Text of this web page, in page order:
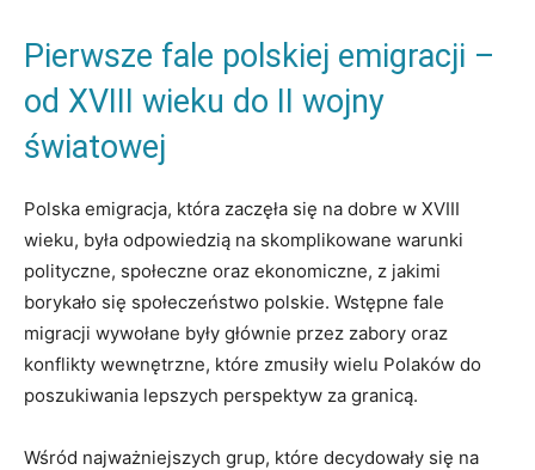
Pierwsze fale polskiej emigracji –
od XVIII wieku do II wojny
światowej
Polska emigracja, która zaczęła się na dobre w XVIII
wieku, była odpowiedzią na skomplikowane warunki
polityczne, społeczne oraz ekonomiczne, z jakimi
borykało się społeczeństwo polskie. Wstępne fale
migracji wywołane były głównie przez zabory oraz
konflikty wewnętrzne, które zmusiły wielu Polaków do
poszukiwania lepszych perspektyw za granicą.
Wśród najważniejszych grup, które decydowały się na